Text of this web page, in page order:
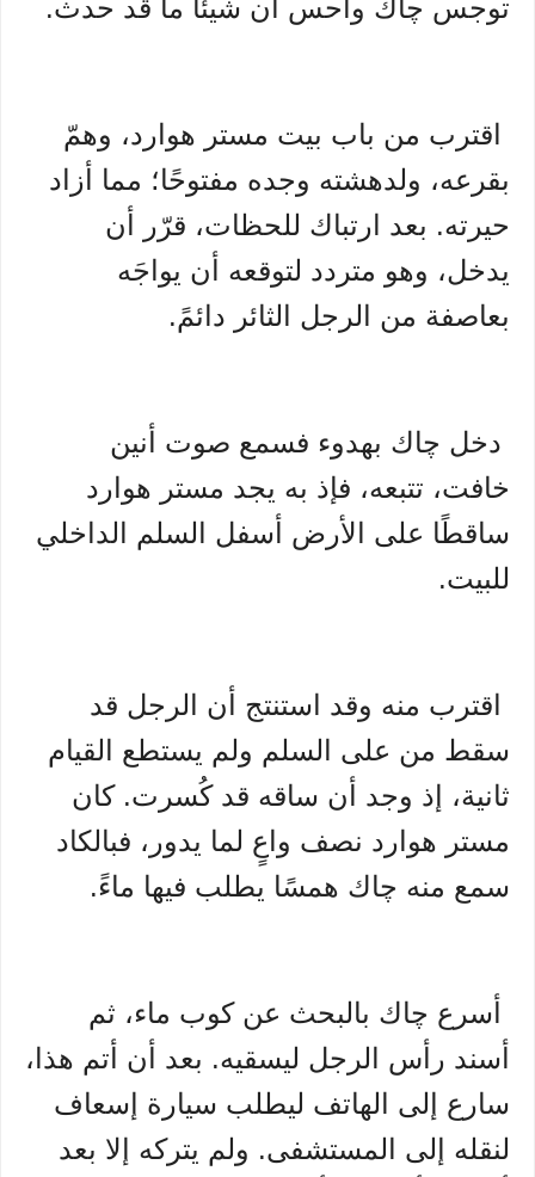
توجس چاك وأحس أن شيئًا ما قد حدث.
اقترب من باب بيت مستر هوارد، وهمّ
بقرعه، ولدهشته وجده مفتوحًا؛ مما أزاد
حيرته. بعد ارتباك للحظات، قرّر أن
يدخل، وهو متردد لتوقعه أن يواجَه
بعاصفة من الرجل الثائر دائمً.
دخل چاك بهدوء فسمع صوت أنين
خافت، تتبعه، فإذ به يجد مستر هوارد
ساقطًا على الأرض أسفل السلم الداخلي
للبيت.
اقترب منه وقد استنتج أن الرجل قد
سقط من على السلم ولم يستطع القيام
ثانية، إذ وجد أن ساقه قد كُسرت. كان
مستر هوارد نصف واعٍ لما يدور، فبالكاد
سمع منه چاك همسًا يطلب فيها ماءً.
أسرع چاك بالبحث عن كوب ماء، ثم
أسند رأس الرجل ليسقيه. بعد أن أتم هذا،
سارع إلى الهاتف ليطلب سيارة إسعاف
لنقله إلى المستشفى. ولم يتركه إلا بعد